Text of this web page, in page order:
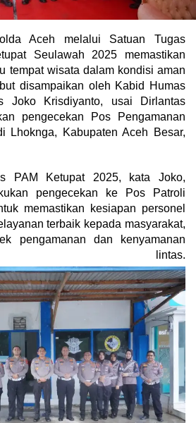
Aceh melalui Satuan Tugas
Seulawah 2025 memastikan
tempat wisata dalam kondisi aman
disampaikan oleh Kabid Humas
Joko Krisdiyanto, usai Dirlantas
pengecekan Pos Pengamanan
Lhoknga, Kabupaten Aceh Besar,
PAM Ketupat 2025, kata Joko,
pengecekan ke Pos Patroli
memastikan kesiapan personel
terbaik kepada masyarakat,
pengamanan dan kenyamanan
lintas.